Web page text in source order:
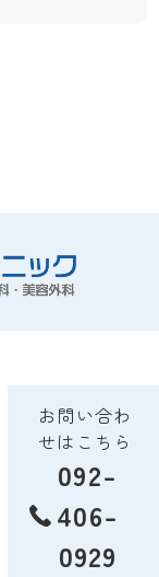
お問い合わ
せはこちら
092-
406-
0929